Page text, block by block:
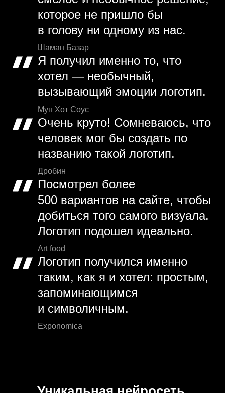
которое не пришло бы
в голову ни одному из нас.
Шаман Базар
Я получил именно то, что
хотел — необычный,
вызывающий эмоции логотип.
Мун Хот Соус
Очень круто! Сомневаюсь, что
человек мог бы создать по
названию такой логотип.
Дробин
Посмотрел более
500 вариантов на сайте, чтобы
добиться того самого визуала.
Логотип подошел идеально.
Art food
Логотип получился именно
таким, как я и хотел: простым,
запоминающимся
и символичным.
Exponomica